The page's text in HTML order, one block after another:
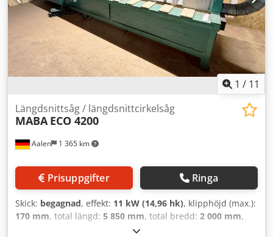
1 / 11
Aalen 1 365 km
Längdsnittsåg / längdsnittcirkelsåg
MABA ECO 4200
Prisuppgifter Ringa
Skick: begagnad, effekt: 11 kW (14,96 hk), klipphöjd (max.):
170 mm, total längd: 5 850 mm, total bredd: 2 000 mm,
, totalvikt: